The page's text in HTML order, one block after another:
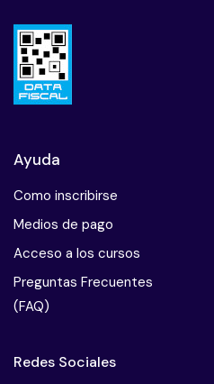
Ayuda
Como inscribirse
Medios de pago
Acceso a los cursos
Preguntas Frecuentes
(FAQ)
Redes Sociales